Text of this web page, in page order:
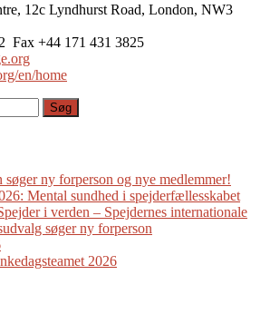
12c Lyndhurst Road, London, NW3
Fax +44 171 431 3825
en/home
søger ny forperson og nye medlemmer!
Mental sundhed i spejderfællesskabet
i verden – Spejdernes internationale
søger ny forperson
2026